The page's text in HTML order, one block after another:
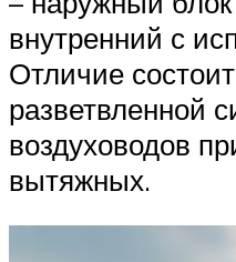
внутренний с
Отличие
разветвленной
воздуховодов
вытяжных.